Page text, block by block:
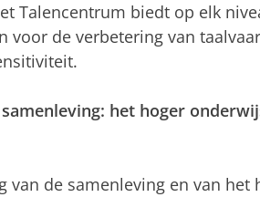
Talencentrum biedt op elk
voor de verbetering van
het hoger
van de samenleving en van het